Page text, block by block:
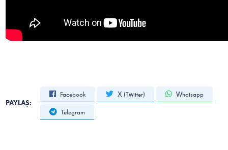
PAYLAŞ:
Facebook X (Twitter) Whatsapp
Telegram